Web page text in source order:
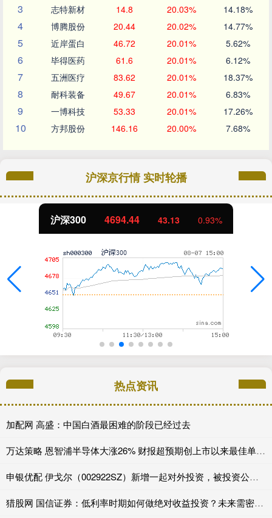
3 志特新材 14.8 20.03% 14.18%
4 博腾股份 20.44 20.02% 14.77%
5 近岸蛋白 46.72 20.01% 5.62%
6 毕得医药 61.6 20.01% 6.12%
7 五洲医疗 83.62 20.01% 18.37%
8 耐科装备 49.67 20.01% 6.83%
9 一博科技 53.33 20.01% 17.26%
10 方邦股份 146.16 20.00% 7.68%
沪深京行情 实时轮播
沪深300 4694.44 43.13 0.93%
热点资讯
加配网 高盛：中国白酒最困难的阶段已经过去
万达策略 恩智浦半导体大涨26% 财报超预期创上市以来最佳单日表现
申银优配 伊戈尔（002922SZ）新增一起对外投资，被投资公司为江西源点新材料有限公司
猎股网 国信证券：低利率时期如何做绝对收益投资？未来需密切关注AI技术革命对生产率的影响